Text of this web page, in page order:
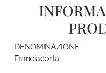
DENOMINAZIONE
Franciacorta.